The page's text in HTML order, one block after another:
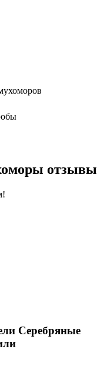
отзывы
Серебряные